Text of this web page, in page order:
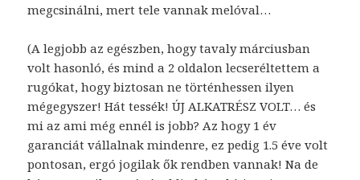
megcsinálni, mert tele vannak melóval…
(A legjobb az egészben, hogy tavaly márciusban
volt hasonló, és mind a 2 oldalon lecseréltettem a
rugókat, hogy biztosan ne történhessen ilyen
mégegyszer! Hát tessék! ÚJ ALKATRÉSZ VOLT… és
mi az ami még ennél is jobb? Az hogy 1 év
garanciát vállalnak mindenre, ez pedig 1.5 éve volt
pontosan, ergó jogilak ők rendben vannak! Na de